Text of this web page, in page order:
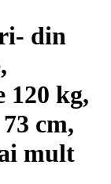
- din
120 kg,
cm,
mult